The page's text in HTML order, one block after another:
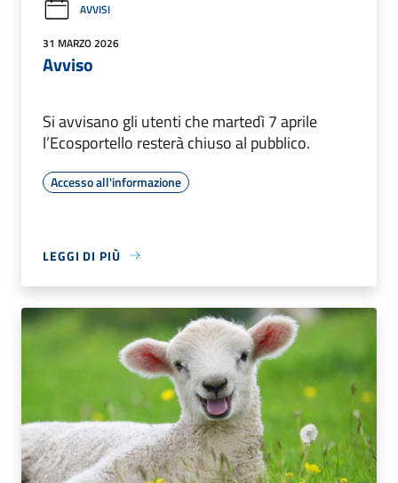
AVVISI
31 MARZO 2026
Avviso
Si avvisano gli utenti che martedì 7 aprile
l’Ecosportello resterà chiuso al pubblico.
Accesso all'informazione
LEGGI DI PIÙ